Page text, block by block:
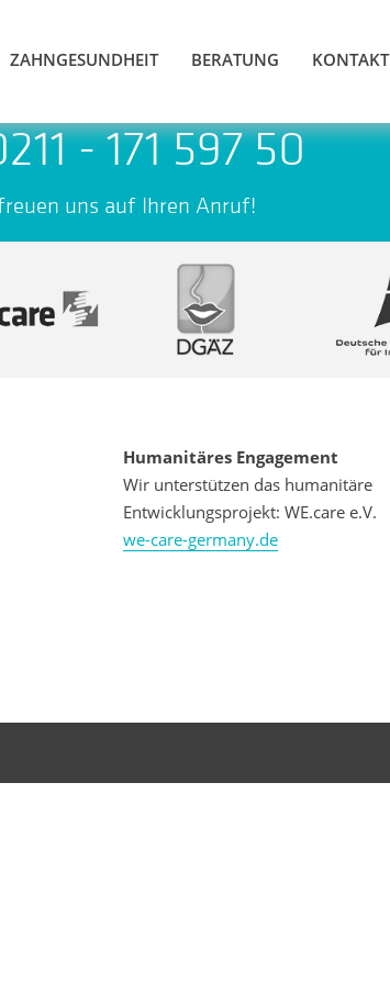
ZAHNGESUNDHEIT BERATUNG KONTAKT
- 171 597 50
uns auf Ihren Anruf!
Humanitäres Engagement
Wir unterstützen das humanitäre
Entwicklungsprojekt: WE.care e.V.
we-care-germany.de